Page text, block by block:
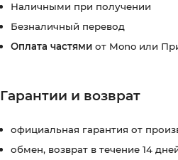
Наличными при получении
Безналичный перевод
Оплата частями от Mono или
Гарантии и возврат
официальная гарантия от
обмен, возврат в течение 14